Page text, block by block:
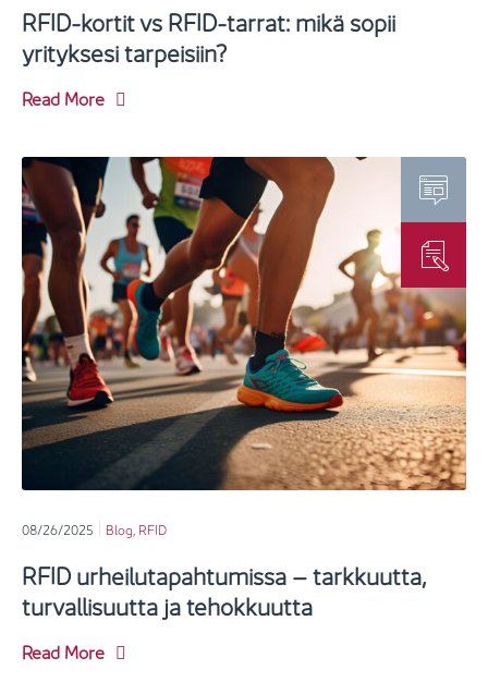
RFID-kortit vs RFID-tarrat: mikä sopii
yrityksesi tarpeisiin?
Read More
08/26/2025 Blog RFID
RFID urheilutapahtumissa – tarkkuutta,
turvallisuutta ja tehokkuutta
Read More